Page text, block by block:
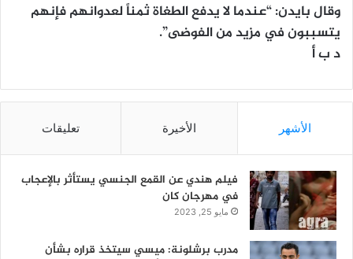
وقال بايدن: “عندما لا يدفع الطغاة ثمناً لعدوانهم فإنهم
يتسببون في مزيد من الفوضى”.
د ب أ
الأشهر الأخيرة تعليقات
فيلم هندي عن القمع الجنسي يستأثر بالإعجاب
في مهرجان كان
مايو 25, 2023
مدرب برشلونة: ميسي سيتخذ قراره بشأن